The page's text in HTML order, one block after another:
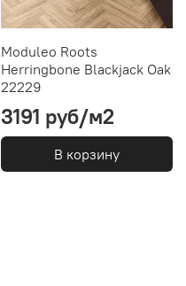
Moduleo Roots
Herringbone Blackjack Oak
22229
3191 руб/м2
В корзину